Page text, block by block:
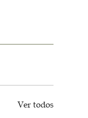
Ver todos